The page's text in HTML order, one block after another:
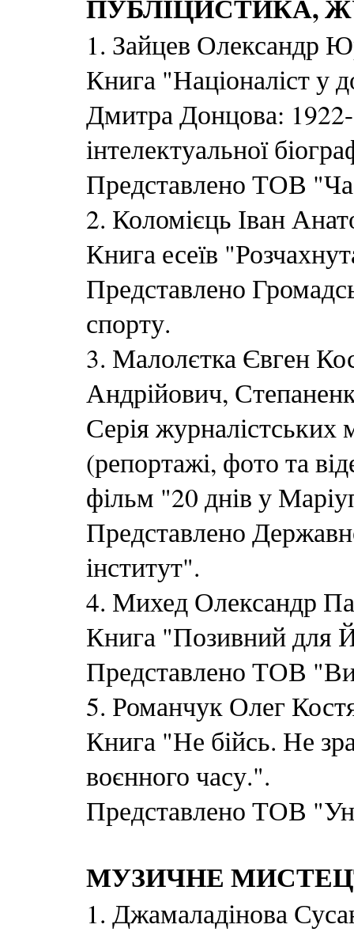
ПУБЛІЦИСТИКА,
1. Зайцев Олександр
Книга "Націоналіст у
Дмитра Донцова:
інтелектуальної
Представлено ТОВ
2. Коломієць Іван
Книга есеїв
Представлено
спорту.
3. Малолєтка Євген
Андрійович,
Серія журналістських
(репортажі, фото та
фільм "20 днів у
Представлено
інститут".
4. Михед Олександр
Книга "Позивний для
Представлено ТОВ
5. Романчук Олег
Книга "Не бійсь. Не
воєнного часу.".
Представлено ТОВ
МУЗИЧНЕ
1. Джамаладінова